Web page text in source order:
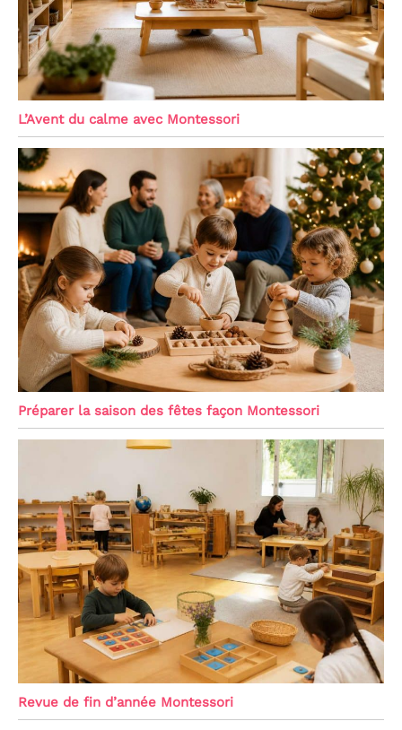
L’Avent du calme avec Montessori
Préparer la saison des fêtes façon Montessori
Revue de fin d’année Montessori